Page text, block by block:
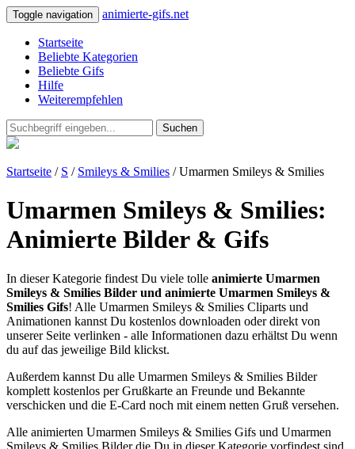
Toggle navigation animierte-gifs.net
Startseite
Beliebte Kategorien
Beliebte Gifs
Hilfe
Weiterempfehlen
Suchen
Startseite / S / Smileys & Smilies / Umarmen Smileys & Smilies
Umarmen Smileys & Smilies:
Animierte Bilder & Gifs
In dieser Kategorie findest Du viele tolle animierte Umarmen
Smileys & Smilies Bilder und animierte Umarmen Smileys &
Smilies Gifs! Alle Umarmen Smileys & Smilies Cliparts und
Animationen kannst Du kostenlos downloaden oder direkt von
unserer Seite verlinken - alle Informationen dazu erhältst Du wenn
du auf das jeweilige Bild klickst.
Außerdem kannst Du alle Umarmen Smileys & Smilies Bilder
komplett kostenlos per Grußkarte an Freunde und Bekannte
verschicken und die E-Card noch mit einem netten Gruß versehen.
Alle animierten Umarmen Smileys & Smilies Gifs und Umarmen
Smileys & Smilies Bilder die Du in dieser Kategorie vorfindest sind